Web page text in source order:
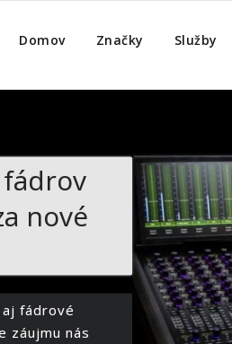
Domov Značky Služby
nové
fádrové
záujmu nás